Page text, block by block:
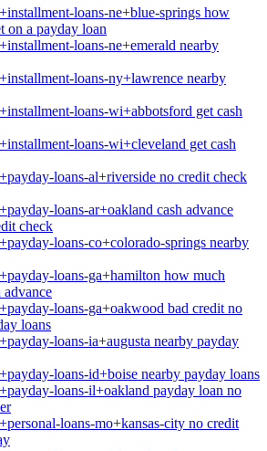
loans-ne+blue-springs how
on a payday loan
loans-ne+emerald nearby
loans-ny+lawrence nearby
loans-wi+abbotsford get cash
loans-wi+cleveland get cash
loans-al+riverside no credit check
loans-ar+oakland cash advance
check
loans-co+colorado-springs nearby
loans-ga+hamilton how much
advance
loans-ga+oakwood bad credit no
loans
loans-ia+augusta nearby payday
loans-id+boise nearby payday loans
loans-il+oakland payday loan no
loans-mo+kansas-city no credit